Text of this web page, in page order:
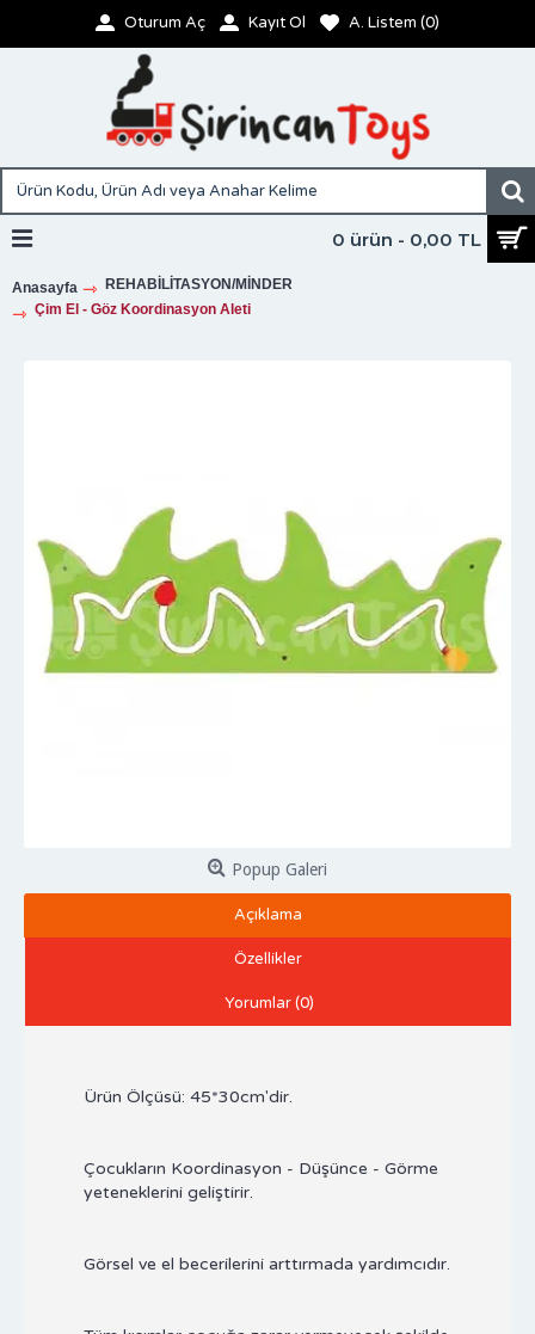
Oturum Aç Kayıt Ol A. Listem (0)
0 ürün - 0,00 TL
Anasayfa
REHABİLİTASYON/MİNDER
Çim El - Göz Koordinasyon Aleti
Popup Galeri
Açıklama
Özellikler
Yorumlar (0)
Ürün Ölçüsü: 45*30cm'dir.
Çocukların Koordinasyon - Düşünce - Görme
yeteneklerini geliştirir.
Görsel ve el becerilerini arttırmada yardımcıdır.